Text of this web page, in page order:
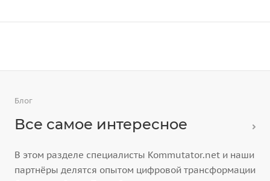
Блог
Все самое интересное
В этом разделе специалисты Kommutator.net и наши
партнёры делятся опытом цифровой трансформации